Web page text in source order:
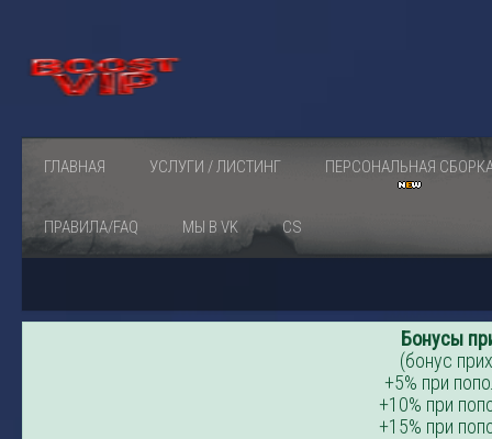
ГЛАВНАЯ УСЛУГИ / ЛИСТИНГ ПЕРСОНАЛЬНАЯ
ПРАВИЛА/FAQ МЫ В VK CS
Бонусы
(бонус
+5% при
+10% при
+15% при